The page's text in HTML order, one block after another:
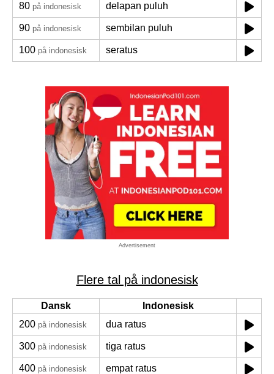
80 på indonesisk delapan puluh
90 på indonesisk sembilan puluh
100 på indonesisk seratus
Advertisement
Flere tal på indonesisk
Dansk
Indonesisk
200 på indonesisk dua ratus
300 på indonesisk tiga ratus
400 på indonesisk empat ratus